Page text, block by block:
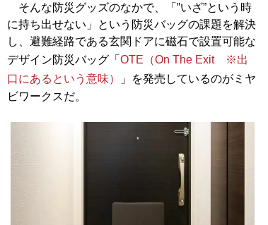
そんな防災グッズのなかで、「‟いざ”という時
に持ち出せない」という防災バッグの課題を解決
し、避難経路である玄関ドアに磁石で設置可能な
デザイン防災バッグ「 OTE（On The Exit ※出
口にあるという意味）
」を発売しているのがミヤ
ビワークスだ。